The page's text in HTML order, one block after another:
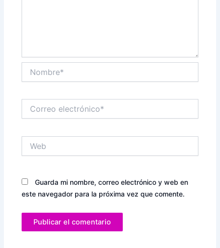
electrónico*
Guarda mi nombre, correo electrónico y web en
este navegador para la próxima vez que comente.